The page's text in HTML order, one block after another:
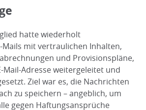
hatte wiederholt
mit vertraulichen Inhalten,
und Provisionspläne,
Mail-Adresse weitergeleitet und
Ziel war es, die Nachrichten
zu speichern – angeblich, um
gegen Haftungsansprüche